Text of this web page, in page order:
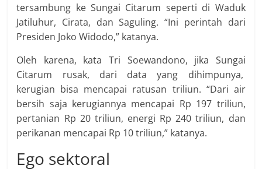
tersambung ke Sungai Citarum seperti di Waduk
Jatiluhur, Cirata, dan Saguling. “Ini perintah dari
Presiden Joko Widodo,” katanya.
Oleh karena, kata Tri Soewandono, jika Sungai
Citarum rusak, dari data yang dihimpunya,
kerugian bisa mencapai ratusan triliun. “Dari air
bersih saja kerugiannya mencapai Rp 197 triliun,
pertanian Rp 20 triliun, energi Rp 240 t‎riliun, dan
perikanan mencapai Rp 10 triliun,” katanya.
Ego sektoral